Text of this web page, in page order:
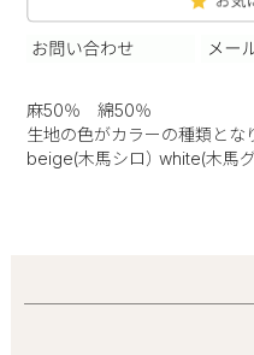
麻50％ 綿50％
生地の色がカラーの種類とな
beige(木馬シロ） white(木馬